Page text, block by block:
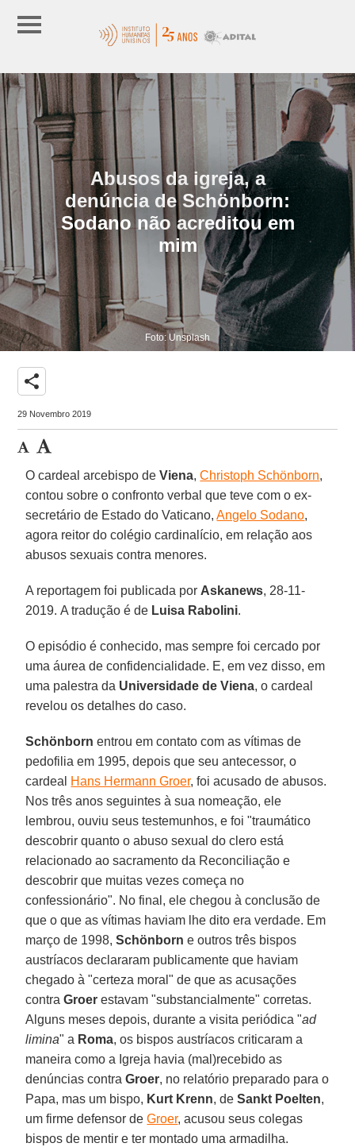
Abusos da igreja, a
denúncia de Schönborn:
Sodano não acreditou em
mim
Foto: Unsplash
share
29 Novembro 2019
O cardeal arcebispo deViena,Christoph Schönborn,
contou sobre o confronto verbal que teve com o ex-
secretário de Estado do Vaticano,Angelo Sodano,
agora reitor do colégio cardinalício, em relação aos
abusos sexuais contra menores.
A reportagem foi publicada por Askanews, 28-11-
2019. A tradução é de Luisa Rabolini.
O episódio é conhecido, mas sempre foi cercado por
uma áurea de confidencialidade. E, em vez disso, em
uma palestra da Universidade de Viena, o cardeal
revelou os detalhes do caso.
Schönborn entrou em contato com as vítimas de
pedofilia em 1995, depois que seu antecessor, o
cardeal Hans Hermann Groer, foi acusado de abusos.
Nos três anos seguintes à sua nomeação, ele
lembrou, ouviu seus testemunhos, e foi "traumático
descobrir quanto o abuso sexual do clero está
relacionado ao sacramento da Reconciliação e
descobrir que muitas vezes começa no
confessionário". No final, ele chegou à conclusão de
que o que as vítimas haviam lhe dito era verdade. Em
março de 1998,Schönborne outros três bispos
austríacos declararam publicamente que haviam
chegado à "certeza moral" de que as acusações
contraGroer estavam "substancialmente" corretas.
Alguns meses depois, durante a visita periódica "ad
limina" a Roma, os bispos austríacos criticaram a
maneira como a Igreja havia (mal)recebido as
denúncias contraGroer, no relatório preparado para o
Papa, mas um bispo, Kurt Krenn, deSankt Poelten,
um firme defensor deGroer, acusou seus colegas
bispos de mentir e ter montado uma armadilha.